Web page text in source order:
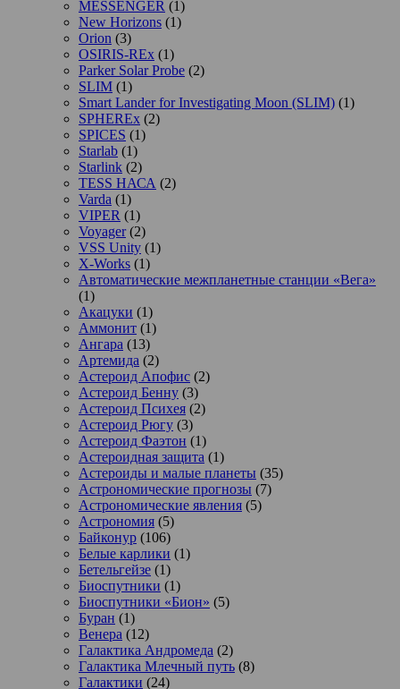
MESSENGER (1)
New Horizons (1)
Orion (3)
OSIRIS-REx (1)
Parker Solar Probe (2)
SLIM (1)
Smart Lander for Investigating Moon (SLIM) (1)
SPHEREx (2)
SPICES (1)
Starlab (1)
Starlink (2)
TESS НАСА (2)
Varda (1)
VIPER (1)
Voyager(2)
VSS Unity (1)
X-Works (1)
Автоматические межпланетные станции «Вега»
(1)
Акацуки (1)
Аммонит (1)
Ангара (13)
Артемида (2)
Астероид Апофис (2)
Астероид Бенну (3)
Астероид Психея (2)
Астероид Рюгу (3)
Астероид Фаэтон (1)
Астероидная защита (1)
Астероиды и малые планеты (35)
Астрономические прогнозы (7)
Астрономические явления (5)
Астрономия (5)
Байконур (106)
Белые карлики (1)
Бетельгейзе (1)
Биоспутники (1)
Биоспутники «Бион» (5)
Буран (1)
Венера (12)
Галактика Андромеда (2)
Галактика Млечный путь (8)
Галактики (24)